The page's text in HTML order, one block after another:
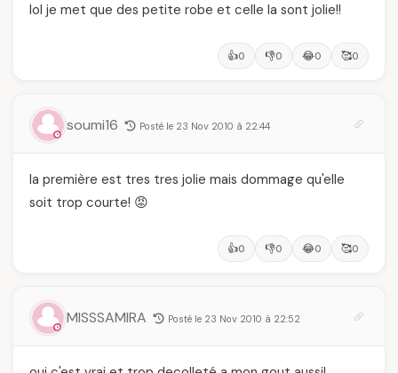
lol je met que des petite robe et celle la sont jolie!!
👍0 👎0 😂0 🥰0
soumi16 Posté le 23 Nov 2010 à 22:44
la première est tres tres jolie mais dommage qu'elle
soit trop courte! 😡
👍0 👎0 😂0 🥰0
MISSSAMIRA Posté le 23 Nov 2010 à 22:52